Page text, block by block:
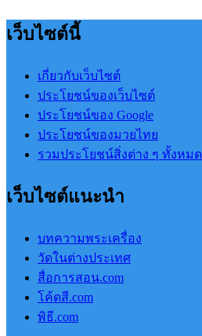
เว็บไซต์นี้
เกี่ยวกับเว็บไซต์
ประโยชน์ของเว็บไซต์
ประโยชน์ของ Google
ประโยชน์ของมวยไทย
รวมประโยชน์สิ่งต่าง ๆ ทั้งหมด
เว็บไซต์แนะนำ
บทความพระเครื่อง
วัดในต่างประเทศ
สื่อการสอน.com
โค้ดสี.com
พิธี.com